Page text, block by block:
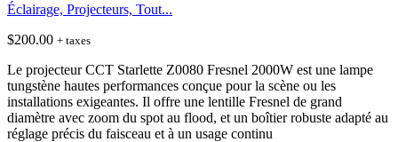
Éclairage, Projecteurs, Tout...
$200.00 + taxes
Le projecteur CCT Starlette Z0080 Fresnel 2000W est une lampe
tungstène hautes performances conçue pour la scène ou les
installations exigeantes. Il offre une lentille Fresnel de grand
diamètre avec zoom du spot au flood, et un boîtier robuste adapté au
réglage précis du faisceau et à un usage continu